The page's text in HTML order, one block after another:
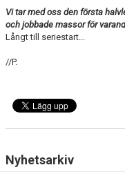
Vi tar med oss den första
och jobbade massor för
Långt till seriestart...
//P.
Nyhetsarkiv